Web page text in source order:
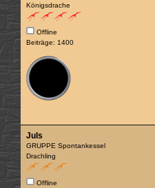
Königsdrache
Offline
Beiträge: 1400
Juls
GRUPPE Spontankessel
Drachling
Offline